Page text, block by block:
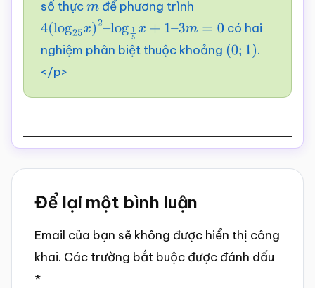
số thựcmđể phương trình
4(log25x 2–log15 x+ 1–3m= 0
có hai
nghiệm phân biệt thuộc khoảng (0; 1) .
</p>
Reader
Interactions
Để lại một bình luận
Email của bạn sẽ không được hiển thị công
khai. Các trường bắt buộc được đánh dấu
*